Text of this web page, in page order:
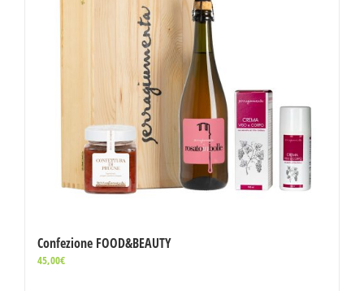
Confezione FOOD&BEAUTY
45,00€